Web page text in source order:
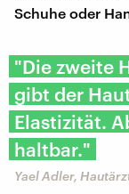
Schuhe oder
"Die zweite
gibt der
Elastizität.
haltbar."
Yael Adler,